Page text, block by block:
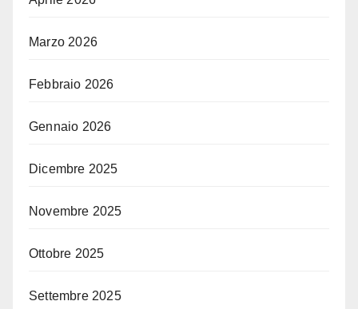
Marzo 2026
Febbraio 2026
Gennaio 2026
Dicembre 2025
Novembre 2025
Ottobre 2025
Settembre 2025